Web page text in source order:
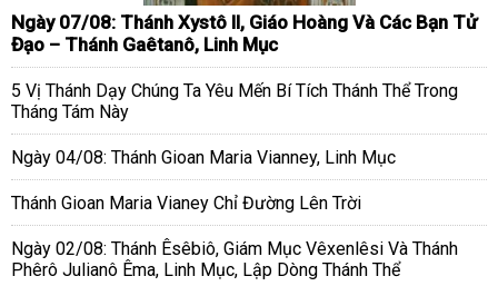
Ngày 07/08: Thánh Xystô II, Giáo Hoàng Và Các Bạn Tử
Đạo – Thánh Gaêtanô, Linh Mục
5 Vị Thánh Dạy Chúng Ta Yêu Mến Bí Tích Thánh Thể Trong
Tháng Tám Này
Ngày 04/08: Thánh Gioan Maria Vianney, Linh Mục
Thánh Gioan Maria Vianey Chỉ Đường Lên Trời
Ngày 02/08: Thánh Êsêbiô, Giám Mục Vêxenlêsi Và Thánh
Phêrô Julianô Êma, Linh Mục, Lập Dòng Thánh Thể